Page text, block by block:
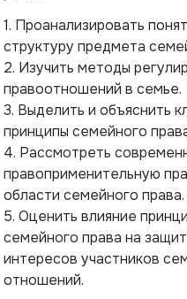
1. Проанализировать
структуру предмета
2. Изучить методы
правоотношений в семье.
3. Выделить и объяснить
принципы семейного
4. Рассмотреть
правоприменительную
области семейного права.
5. Оценить влияние
семейного права на
интересов участников
отношений.